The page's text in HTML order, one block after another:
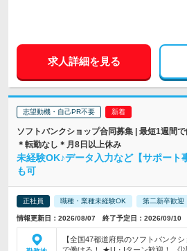
求人詳細を見る
志望動機・自己PR不要
ソフトバンクショップ合同募集 | 最短1週間
＊転勤なし＊月8日以上休み
未経験OK♪データ入力など【サポート
も可
正社員 職種・業種未経験OK 第二新卒歓迎
情報更新日：2026/08/07 終了予定日：2026/09/10
【全国47都道府県のソフトバンク